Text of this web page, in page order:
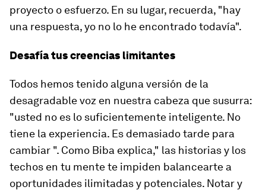
proyecto o esfuerzo. En su lugar, recuerda, "hay
una respuesta, yo no lo he encontrado todavía".
Desafía tus creencias limitantes
Todos hemos tenido alguna versión de la
desagradable voz en nuestra cabeza que susurra:
"usted no es lo suficientemente inteligente. No
tiene la experiencia. Es demasiado tarde para
cambiar ". Como Biba explica," las historias y los
techos en tu mente te impiden balancearte a
oportunidades ilimitadas y potenciales. Notar y